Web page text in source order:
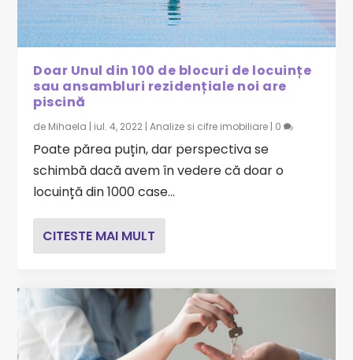
Doar Unul din 100 de blocuri de locuințe
sau ansambluri rezidențiale noi are
piscină
de Mihaela | iul. 4, 2022 |Analize si cifre imobiliare | 0
Poate părea puțin, dar perspectiva se
schimbă dacă avem în vedere că doar o
locuință din 1000 case...
CITESTE MAI MULT